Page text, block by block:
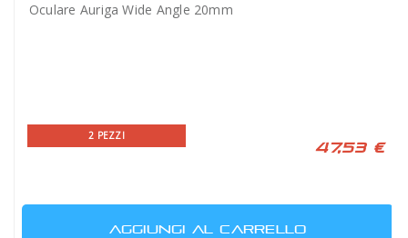
Oculare Auriga Wide Angle 20mm
2 PEZZI
47,53 €
AGGIUNGI AL CARRELLO